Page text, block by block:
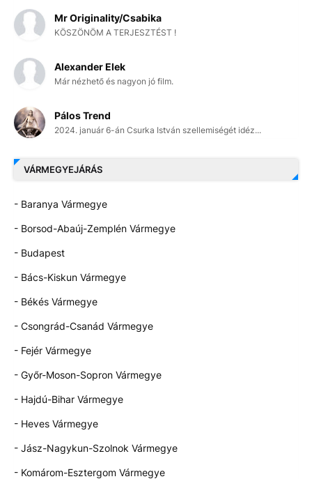
Mr Originality/Csabika
KÖSZÖNÖM A TERJESZTÉST !
Alexander Elek
Már nézhető és nagyon jó film.
Pálos Trend
2024. január 6-án Csurka István szellemiségét idéz...
VÁRMEGYEJÁRÁS
- Baranya Vármegye
- Borsod-Abaúj-Zemplén Vármegye
- Budapest
- Bács-Kiskun Vármegye
- Békés Vármegye
- Csongrád-Csanád Vármegye
- Fejér Vármegye
- Győr-Moson-Sopron Vármegye
- Hajdú-Bihar Vármegye
- Heves Vármegye
- Jász-Nagykun-Szolnok Vármegye
- Komárom-Esztergom Vármegye